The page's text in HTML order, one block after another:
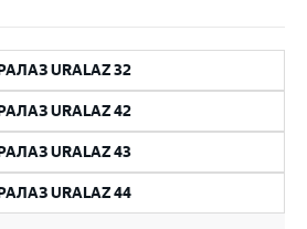
URALAZ 32
URALAZ 42
URALAZ 43
URALAZ 44